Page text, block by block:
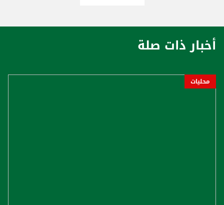
أخبار ذات صلة
محليات